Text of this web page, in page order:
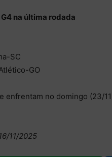
na última rodada
SC
GO
enfrentam no domingo (23/
11/2025